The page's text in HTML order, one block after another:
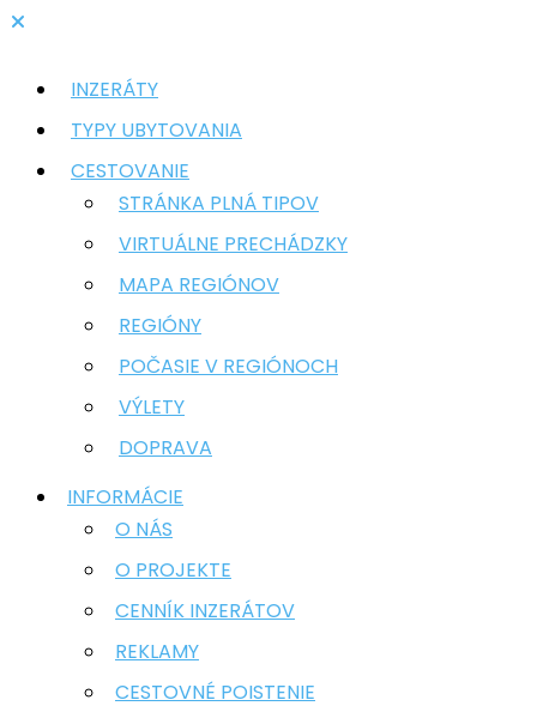
INZERÁTY
TYPY UBYTOVANIA
CESTOVANIE
STRÁNKA PLNÁ TIPOV
VIRTUÁLNE PRECHÁDZKY
MAPA REGIÓNOV
REGIÓNY
POČASIE V REGIÓNOCH
VÝLETY
DOPRAVA
INFORMÁCIE
O NÁS
O PROJEKTE
CENNÍK INZERÁTOV
REKLAMY
CESTOVNÉ POISTENIE